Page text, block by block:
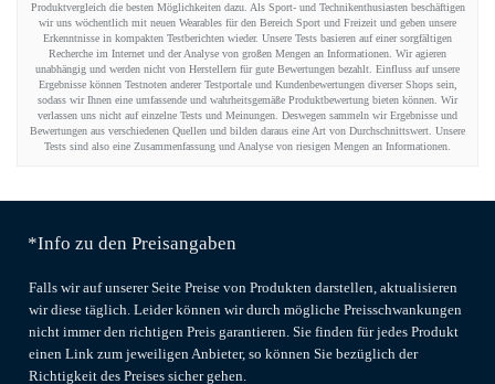
Produktvergleich die besten Möglichkeiten dazu. Als Sport- und Technikenthusiasten beschäftigen
wir uns wöchentlich mit neuen Wearables für den Bereich Sport und Freizeit und geben unsere
Erkenntnisse in kompakten Testberichten wieder. Unsere Tests basieren auf einer sorgfältigen
Recherche im Internet und der Analyse von großen Mengen an Informationen. Wir agieren
unabhängig und werden nicht von Herstellern für gute Bewertungen bezahlt. Einfluss auf unsere
Ergebnisse können Testnoten anderer Testportale und Kundenbewertungen diverser Shops sein,
sodass wir Ihnen eine umfassende und wahrheitsgemäße Produktbewertung bieten können. Wir
verlassen uns nicht auf einzelne Tests und Meinungen. Deswegen sammeln wir Ergebnisse und
Bewertungen aus verschiedenen Quellen und bilden daraus eine Art von Durchschnittswert. Unsere
Tests sind also eine Zusammenfassung und Analyse von riesigen Mengen an Informationen.
*Info zu den Preisangaben
Falls wir auf unserer Seite Preise von Produkten darstellen, aktualisieren
wir diese täglich. Leider können wir durch mögliche Preisschwankungen
nicht immer den richtigen Preis garantieren. Sie finden für jedes Produkt
einen Link zum jeweiligen Anbieter, so können Sie bezüglich der
Richtigkeit des Preises sicher gehen.